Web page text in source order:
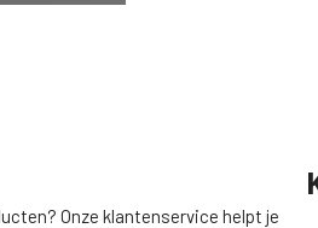
Onze klantenservice helpt je